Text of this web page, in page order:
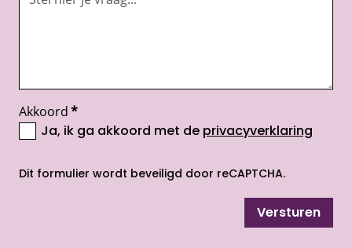
Akkoord*
Ja, ik ga akkoord met de privacyverklaring
Dit formulier wordt beveiligd door reCAPTCHA.
Versturen